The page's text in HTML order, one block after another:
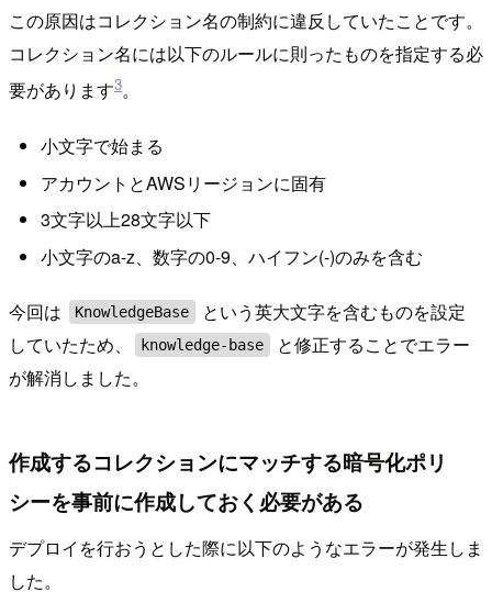
この原因はコレクション名の制約に違反していたことです。
コレクション名には以下のルールに則ったものを指定する必
要があります3。
小文字で始まる
アカウントとAWSリージョンに固有
3文字以上28文字以下
小文字のa-z、数字の0-9、ハイフン(-)のみを含む
今回は KnowledgeBase
という英大文字を含むものを設定
していたため、
knowledge-base
と修正することでエラー
が解消しました。
作成するコレクションにマッチする暗号化ポリ
シーを事前に作成しておく必要がある
デプロイを行おうとした際に以下のようなエラーが発生しま
した。